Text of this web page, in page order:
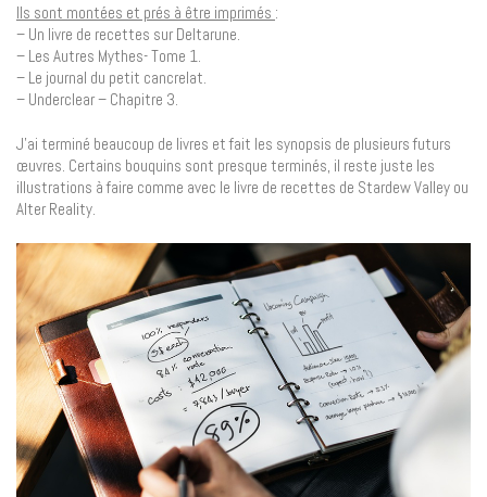
Ils sont montées et prés à être imprimés :
– Un livre de recettes sur Deltarune.
– Les Autres Mythes- Tome 1.
– Le journal du petit cancrelat.
– Underclear – Chapitre 3.
J’ai terminé beaucoup de livres et fait les synopsis de plusieurs futurs
œuvres. Certains bouquins sont presque terminés, il reste juste les
illustrations à faire comme avec le livre de recettes de Stardew Valley ou
Alter Reality.